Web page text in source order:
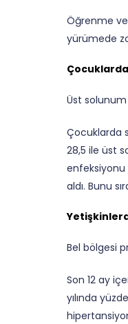
Öğrenme
yürümede
Üst
Çocuklarda
28,5 ile üst
enfeksiyonu
aldı. Bunu
Bel bölgesi
Son 12 ay
yılında